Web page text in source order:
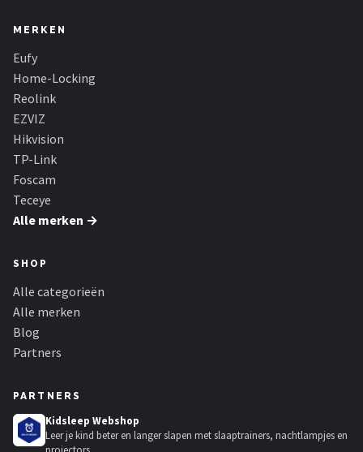
Teceye
Smartwares
ieGeek
MERKEN
Eufy
Home-Locking
Reolink
EZVIZ
Hikvision
TP-Link
Foscam
Teceye
Alle merken →
SHOP
Alle categorieën
Alle merken
Blog
Partners
PARTNERS
Kidsleep Webshop
Leer je kind beter en langer slapen met slaaptrainers, nachtlampjes en